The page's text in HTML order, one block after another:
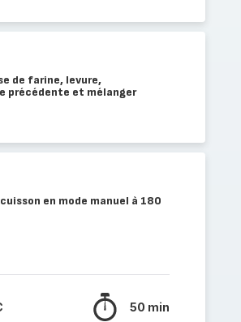
de farine, levure,
précédente et mélanger
en mode manuel à 180
50 min